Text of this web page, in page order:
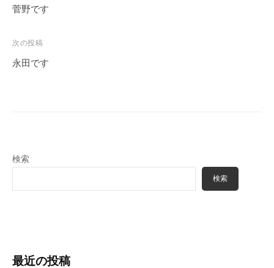
稿
ビ
ゲ
菅野です
次の投稿
永田です
検索
検索
最近の投稿